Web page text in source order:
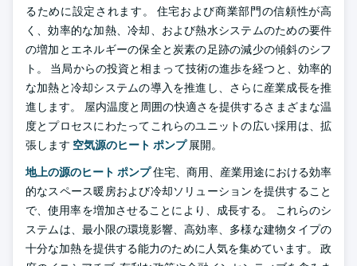
るために設定されます。 住宅および商業部門の信頼性が高
く、効率的な加熱、冷却、および熱水システムのための要件
の増加とエネルギーの保全と炭素の足跡の減少の傾斜のシフ
ト。 当局からの投資と相まって技術の進歩を経つと、効率的
な加熱と冷却システムの導入を推進し、さらに産業成長を推
進します。 屋内温度と周囲の快適さを提供するさまざまな温
度とプロセスにわたってこれらのユニットの広い採用は、拡
張します 空気源のヒート ポンプ展開。
地上の源のヒート ポンプ住宅、商用、産業用途における効率
的なスペース暖房および冷却ソリューションを提供すること
で、使用率を増加させることにより、成長する。 これらのシ
ステムは、最小限の環境影響、高効率、多様な建物タイプの
十分な加熱を提供する能力のために人気を集めています。 政